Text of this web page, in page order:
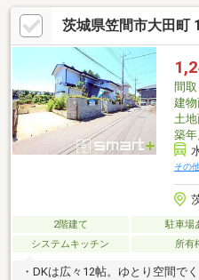
茨城県笠間市大田町
間取
建
土
築年
その
2階建て 駐車場
システムキッチン
所有
・DKは広々12帖。ゆとり空間で